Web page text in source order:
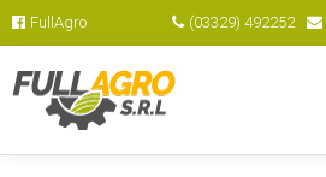
FullAgro (03329) 492252